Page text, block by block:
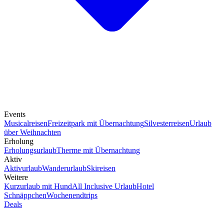
Events
MusicalreisenFreizeitpark mit ÜbernachtungSilvesterreisenUrlaub
über Weihnachten
Erholung
ErholungsurlaubTherme mit Übernachtung
Aktiv
AktivurlaubWanderurlaubSkireisen
Weitere
Kurzurlaub mit HundAll Inclusive UrlaubHotel
SchnäppchenWochenendtrips
Deals